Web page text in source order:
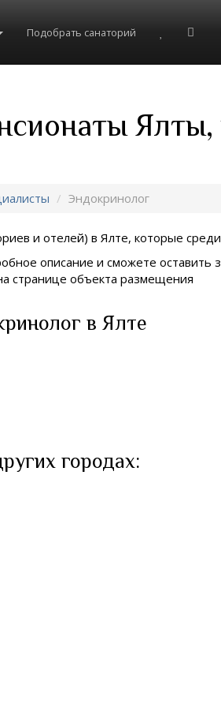
Подобрать санаторий
Эндокринолог
и отелей) в Ялте, которые среди
описание и сможете оставить
странице объекта размещения
в Ялте
городах: